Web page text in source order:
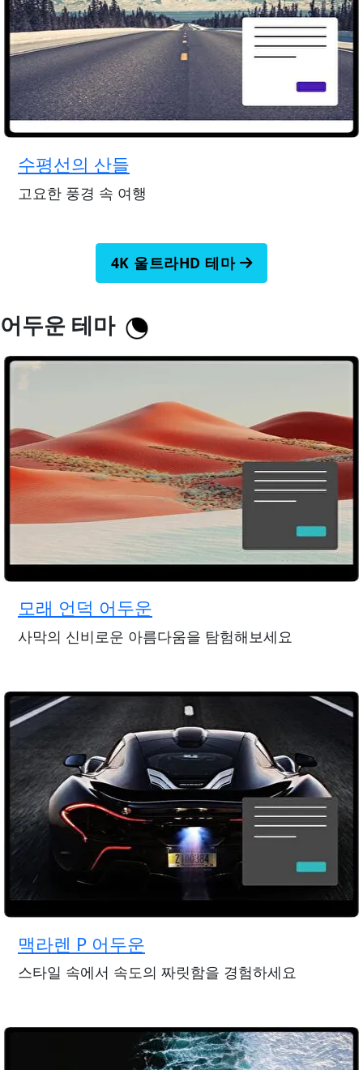
수평선의 산들
고요한 풍경 속 여행
4K 울트라HD 테마
어두운 테마
모래 언덕 어두운
사막의 신비로운 아름다움을 탐험해보세요
맥라렌 P 어두운
스타일 속에서 속도의 짜릿함을 경험하세요